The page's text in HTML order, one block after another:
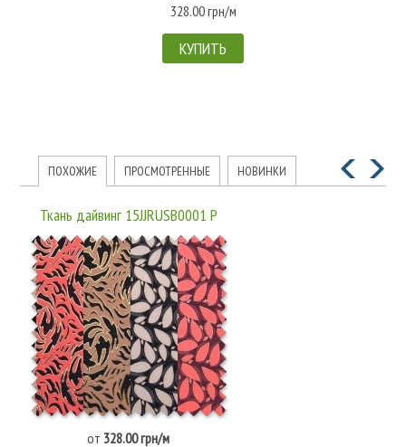
328.00 грн/м
КУПИТЬ
ПОХОЖИЕ ПРОСМОТРЕННЫЕ НОВИНКИ
Ткань дайвинг 15JJRUSB0001 P
от 328.00 грн/м